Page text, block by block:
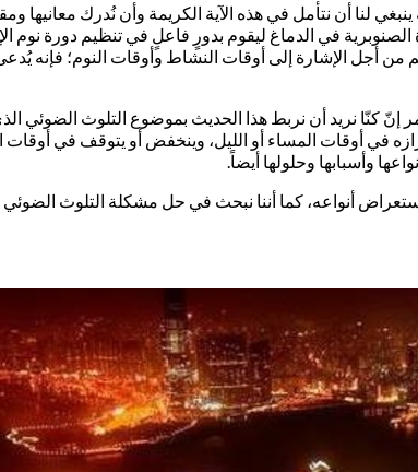
لنا أن نتأمل في هذه الآية الكريمة وأن نُدرك
في الدماغ ليقوم بدورٍ فاعلٍ في تنظيم دورة نوم
الإشارة إلى أوقات النشاط وأوقات النوم؛ فإنه
إنّ كنّا نريد أن نربط هذا الحديث بموضوع التلوث الضوئي
في أوقات المساء أو الليل، وينخفض أو يتوقف في أوقات
وأسبابها وحلولها أيضاً.
أنواعه، كما أننا نبحث في حل مشكلة التلوث الضوئي